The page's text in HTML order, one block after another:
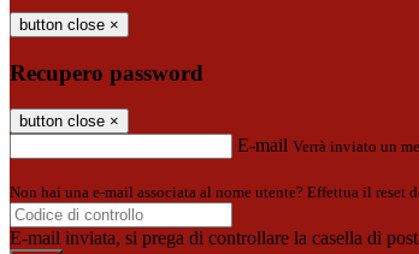
button close ×
Recupero password
button close ×
E-mail Verrà inviato un
Non hai una e-mail associata al nome utente? Effettua il reset
E-mail inviata, si prega di controllare la casella di